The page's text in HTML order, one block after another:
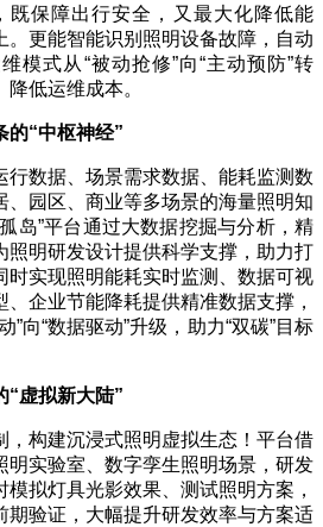
既保障出行安全，又最大化降低能
。更能智能识别照明设备故障，自动
模式从“被动抢修”向“主动预防”转
低运维成本。
的“中枢神经”
行数据、场景需求数据、能耗监测数
、园区、商业等多场景的海量照明知
岛”平台通过大数据挖掘与分析，精
照明研发设计提供科学支撑，助力打
时实现照明能耗实时监测、数据可视
企业节能降耗提供精准数据支撑，
”向“数据驱动”升级，助力“双碳”目标
“虚拟新大陆”
，构建沉浸式照明虚拟生态！平台借
明实验室、数字孪生照明场景，研发
模拟灯具光影效果、测试照明方案，
期验证，大幅提升研发效率与方案适